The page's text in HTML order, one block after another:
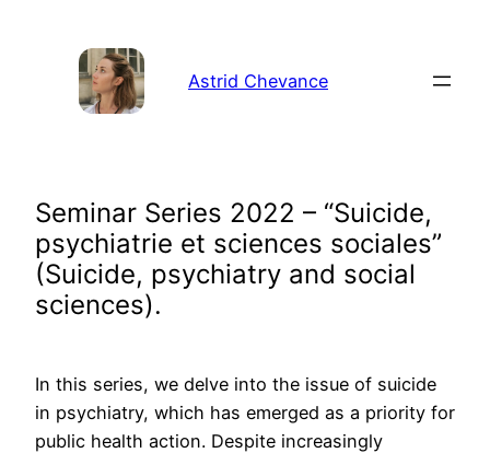
Astrid Chevance
Seminar Series 2022 – “Suicide,
psychiatrie et sciences sociales”
(Suicide, psychiatry and social
sciences).
In this series, we delve into the issue of suicide
in psychiatry, which has emerged as a priority for
public health action. Despite increasingly